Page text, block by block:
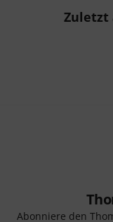
Zuletzt
Abonniere den